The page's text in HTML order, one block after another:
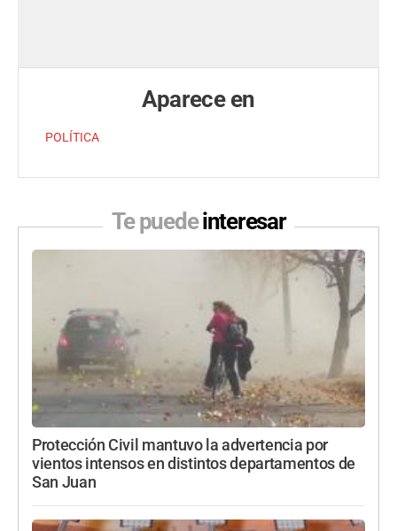
Aparece en
POLÍTICA
Te puedeinteresar
Protección Civil mantuvo la advertencia por
vientos intensos en distintos departamentos de
San Juan